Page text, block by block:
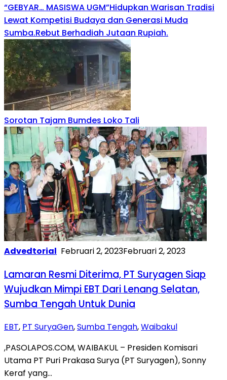
“GEBYAR… MASISWA UGM”Hidupkan Warisan Tradisi
Lewat Kompetisi Budaya dan Generasi Muda
Sumba.Rebut Berhadiah Jutaan Rupiah.
Sorotan Tajam Bumdes Loko Tali
Advedtorial Februari 2, 2023Februari 2, 2023
Lamaran Resmi Diterima, PT Suryagen Siap
Wujudkan Mimpi EBT Dari Lenang Selatan,
Sumba Tengah Untuk Dunia
EBT, PT SuryaGen,Sumba Tengah,Waibakul
,PASOLAPOS.COM, WAIBAKUL – Presiden Komisari
Utama PT Puri Prakasa Surya (PT Suryagen), Sonny
Keraf yang…